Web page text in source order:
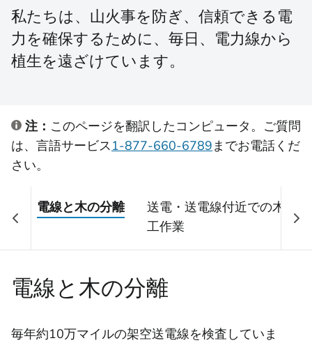
私たちは、山火事を防ぎ、信頼できる電
力を確保するために、毎日、電力線から
植生を遠ざけています。
注： このページを翻訳したコンピュータ。ご質問
は、言語サービス1-877-660-6789までお電話くだ
さい。
電線と木の分離
送電・送電線付近での木
工作業
電線と木の分離
毎年約10万マイルの架空送電線を検査していま